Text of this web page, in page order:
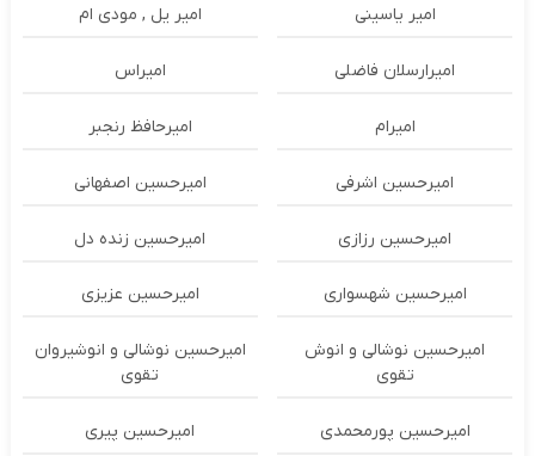
امیر یاسینی امیر یل , مودی ام
امیرارسلان فاضلی امیراس
امیرام امیرحافظ رنجبر
امیرحسین اشرفی امیرحسین اصفهانی
امیرحسین رزازی امیرحسین زنده دل
امیرحسین شهسواری امیرحسین عزیزی
امیرحسین نوشالی و انوش
تقوی
امیرحسین نوشالی و انوشیروان
تقوی
امیرحسین پورمحمدی امیرحسین پیری